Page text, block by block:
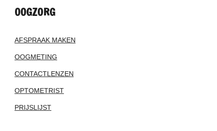
OOGZORG
AFSPRAAK MAKEN
OOGMETING
CONTACTLENZEN
OPTOMETRIST
PRIJSLIJST